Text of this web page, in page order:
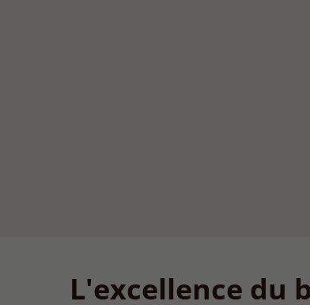
L'excellence du